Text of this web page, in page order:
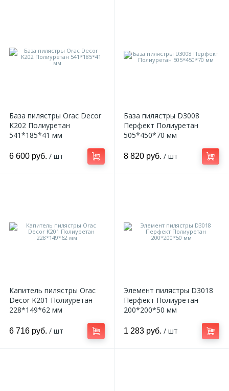
База пилястры Orac Decor
K202 Полиуретан
541*185*41 мм
6 600 руб. / шт
База пилястры D3008
Перфект Полиуретан
505*450*70 мм
8 820 руб. / шт
Капитель пилястры Orac
Decor K201 Полиуретан
228*149*62 мм
6 716 руб. / шт
Элемент пилястры D3018
Перфект Полиуретан
200*200*50 мм
1 283 руб. / шт